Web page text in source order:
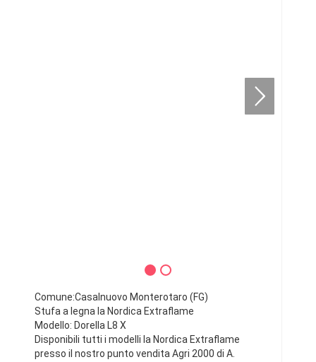
Comune:Casalnuovo Monterotaro (FG)
Stufa a legna la Nordica Extraflame
Modello: Dorella L8 X
Disponibili tutti i modelli la Nordica Extraflame
presso il nostro punto vendita Agri 2000 di A.